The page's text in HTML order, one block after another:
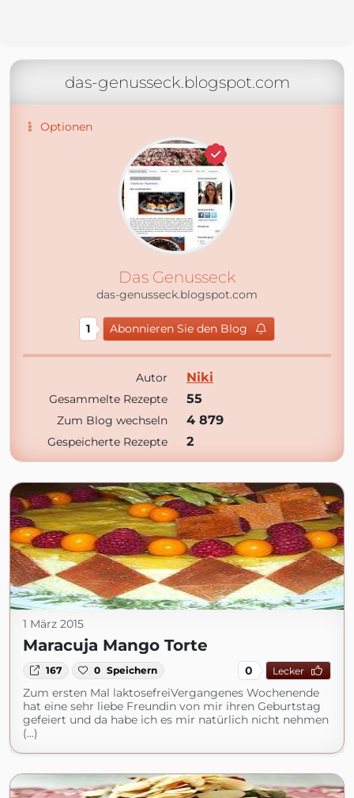
das-genusseck.blogspot.com
Optionen
Das Genusseck
das-genusseck.blogspot.com
1 Abonnieren Sie den Blog
Autor Niki
Gesammelte Rezepte 55
Zum Blog wechseln 4 879
Gespeicherte Rezepte 2
1 März 2015
Maracuja Mango Torte
167 0 Speichern 0 Lecker
Zum ersten Mal laktosefreiVergangenes Wochenende
hat eine sehr liebe Freundin von mir ihren Geburtstag
gefeiert und da habe ich es mir natürlich nicht nehmen
(...)